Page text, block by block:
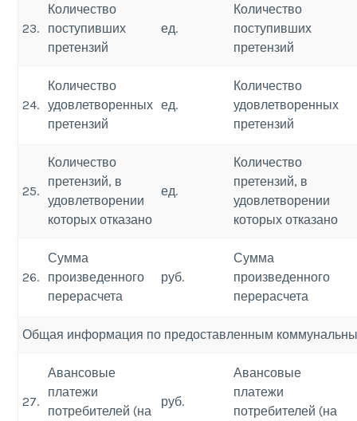
23.
Количество
поступивших
претензий
ед.
Количество
поступивших
претензий
24.
Количество
удовлетворенных
претензий
ед.
Количество
удовлетворенных
претензий
25.
Количество
претензий, в
удовлетворении
которых отказано
ед.
Количество
претензий, в
удовлетворении
которых отказано
26.
Сумма
произведенного
перерасчета
руб.
Сумма
произведенного
перерасчета
Общая информация по предоставленным
27.
Авансовые
платежи
потребителей (на
руб.
Авансовые
платежи
потребителей (на